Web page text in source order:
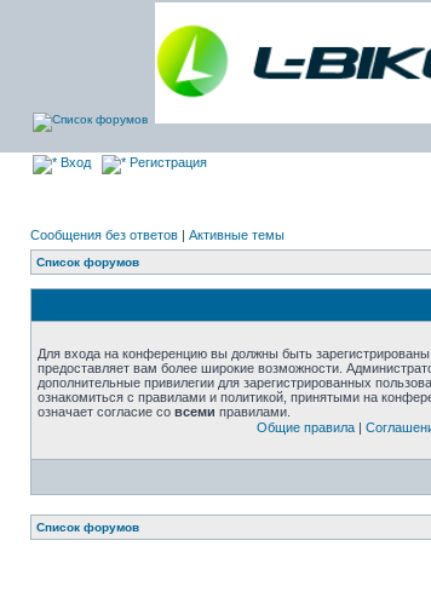
Вход Регистрация
Сообщения без ответов | Активные темы
Список форумов
Для входа на конференцию вы должны быть
предоставляет вам более широкие возможности.
дополнительные привилегии для зарегистрированных
ознакомиться с правилами и политикой, принятыми на
означает согласие со всеми правилами.
Общие правила|
Список форумов